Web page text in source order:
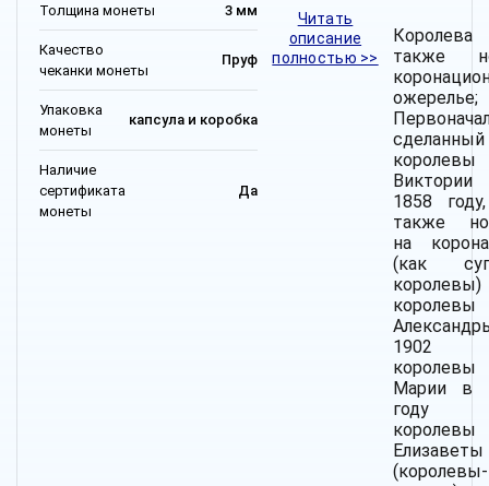
Толщина монеты 3 мм
Качество
чеканки монеты
Пруф
Упаковка
монеты
капсула и коробка
Наличие
сертификата
монеты
Да
Читать
описание
полностью >>
Королева
также
ожерелье;
королевы
1858
также
на
(как
королевы)
королевы
1902
королевы
Марии в
королевы
Елизаветы
(королевы-